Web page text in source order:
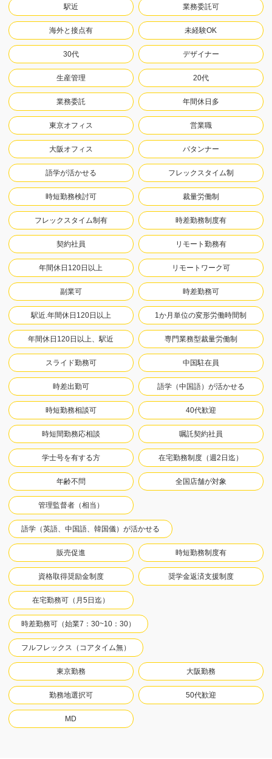
駅近 業務委託可
海外と接点有 未経験OK
30代 デザイナー
生産管理 20代
業務委託 年間休日多
東京オフィス 営業職
大阪オフィス パタンナー
語学が活かせる フレックスタイム制
時短勤務検討可 裁量労働制
フレックスタイム制有 時差勤務制度有
契約社員 リモート勤務有
年間休日120日以上 リモートワーク可
副業可 時差勤務可
駅近.年間休日120日以上 1か月単位の変形労働時間制
年間休日120日以上、駅近 専門業務型裁量労働制
スライド勤務可 中国駐在員
時差出勤可 語学（中国語）が活かせる
時短勤務相談可 40代歓迎
時短間勤務応相談 嘱託契約社員
学士号を有する方 在宅勤務制度（週2日迄）
年齢不問 全国店舗が対象
管理監督者（相当）
語学（英語、中国語、韓国儀）が活かせる
販売促進 時短勤務制度有
資格取得奨励金制度 奨学金返済支援制度
在宅勤務可（月5日迄）
時差勤務可（始業7：30~10：30）
フルフレックス（コアタイム無）
東京勤務 大阪勤務
勤務地選択可 50代歓迎
MD